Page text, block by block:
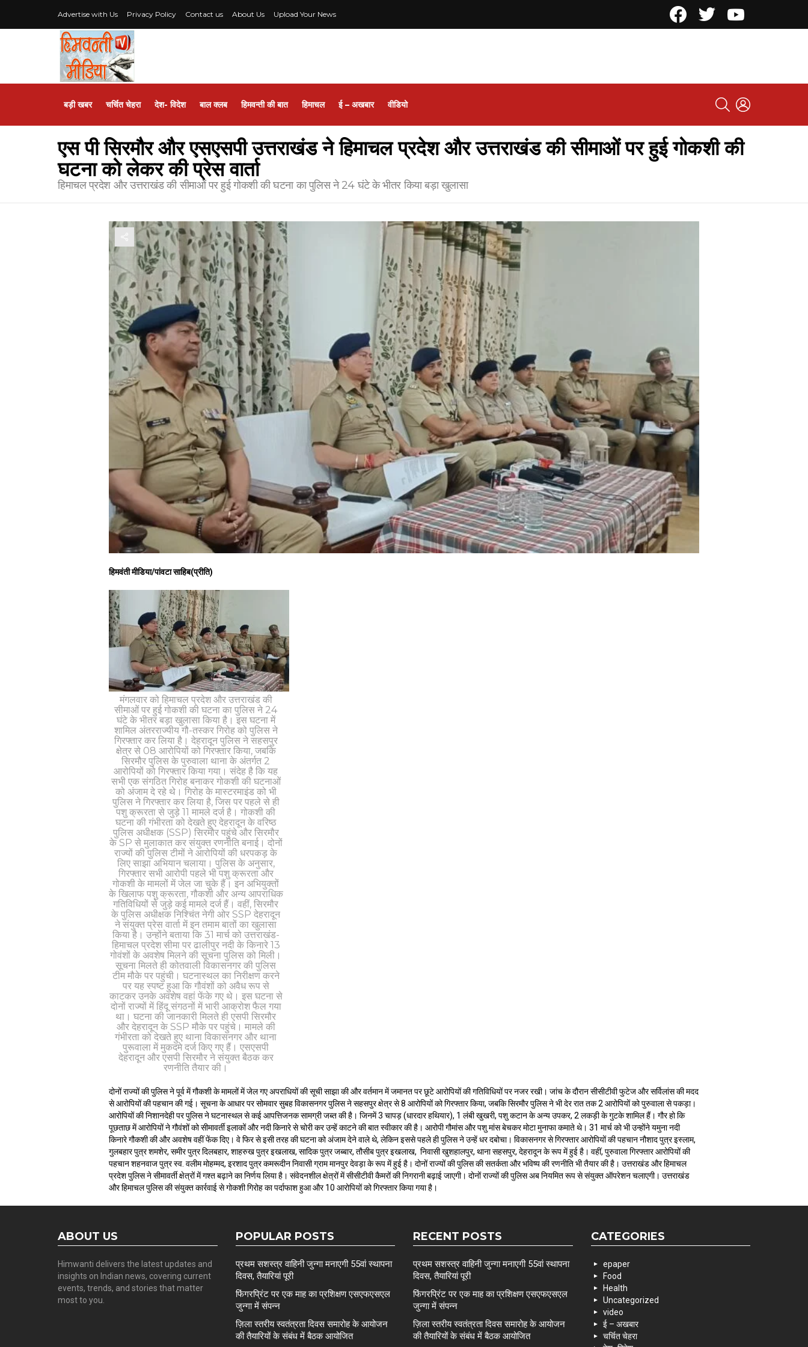
Advertise with Us Privacy Policy Contact us About Us Upload Your News
बड़ी खबर चर्चित चेहरा देश- विदेश बाल क्लब हिमवन्ती की बात हिमाचल ई – अखबार वीडियो
SEARCH
एस पी सिरमौर और एसएसपी उत्तराखंड ने हिमाचल प्रदेश और उत्तराखंड की सीमाओं पर हुई गोकशी की
घटना को लेकर की प्रेस वार्ता
हिमाचल प्रदेश और उत्तराखंड की सीमाओं पर हुई गोकशी की घटना का पुलिस ने 24 घंटे के भीतर किया बड़ा खुलासा
हिमवंती मीडिया/पांवटा साहिब(प्रीति)
मंगलवार को हिमाचल प्रदेश और उत्तराखंड की
सीमाओं पर हुई गोकशी की घटना का पुलिस ने 24
घंटे के भीतर बड़ा खुलासा किया है। इस घटना में
शामिल अंतरराज्यीय गौ-तस्कर गिरोह को पुलिस ने
गिरफ्तार कर लिया है। देहरादून पुलिस ने सहसपुर
क्षेत्र से 08 आरोपियों को गिरफ्तार किया, जबकि
सिरमौर पुलिस के पुरुवाला थाना के अंतर्गत 2
आरोपियों को गिरफ्तार किया गया। संदेह है कि यह
सभी एक संगठित गिरोह बनाकर गोकशी की घटनाओं
को अंजाम दे रहे थे। गिरोह के मास्टरमाइंड को भी
पुलिस ने गिरफ्तार कर लिया है, जिस पर पहले से ही
पशु क्रूरता से जुड़े 11 मामले दर्ज है। गोकशी की
घटना की गंभीरता को देखते हुए देहरादून के वरिष्ठ
पुलिस अधीक्षक (SSP) सिरमौर पहुंचे और सिरमौर
के SP से मुलाकात कर संयुक्त रणनीति बनाई। दोनों
राज्यों की पुलिस टीमों ने आरोपियों की धरपकड़ के
लिए साझा अभियान चलाया। पुलिस के अनुसार,
गिरफ्तार सभी आरोपी पहले भी पशु क्रूरता और
गोकशी के मामलों में जेल जा चुके हैं। इन अभियुक्तों
के खिलाफ पशु क्रूरता, गौकशी और अन्य आपराधिक
गतिविधियों से जुड़े कई मामले दर्ज हैं। वहीं, सिरमौर
के पुलिस अधीक्षक निश्चिंत नेगी ओर SSP देहरादून
ने संयुक्त प्रेस वार्ता में इन तमाम बातों का खुलासा
किया है। उन्होंने बताया कि 31 मार्च को उत्तराखंड-
हिमाचल प्रदेश सीमा पर ढालीपुर नदी के किनारे 13
गोवंशों के अवशेष मिलने की सूचना पुलिस को मिली।
सूचना मिलते ही कोतवाली विकासनगर की पुलिस
टीम मौके पर पहुंची। घटनास्थल का निरीक्षण करने
पर यह स्पष्ट हुआ कि गौवंशों को अवैध रूप से
काटकर उनके अवशेष वहां फेंके गए थे। इस घटना से
दोनों राज्यों में हिंदू संगठनों में भारी आक्रोश फैल गया
था। घटना की जानकारी मिलते ही एसपी सिरमौर
और देहरादून के SSP मौके पर पहुंचे। मामले की
गंभीरता को देखते हुए थाना विकासनगर और थाना
पुरूवाला में मुकदमे दर्ज किए गए हैं। एसएसपी
देहरादून और एसपी सिरमौर ने संयुक्त बैठक कर
रणनीति तैयार की।
दोनों राज्यों की पुलिस ने पूर्व में गौकशी के मामलों में जेल गए अपराधियों की सूची साझा की और वर्तमान में जमानत पर छूटे आरोपियों की गतिविधियों पर नजर रखी। जांच के दौरान सीसीटीवी फुटेज और सर्विलांस की मदद
से आरोपियों की पहचान की गई। सूचना के आधार पर सोमवार सुबह विकासनगर पुलिस ने सहसपुर क्षेत्र से 8 आरोपियों को गिरफ्तार किया, जबकि सिरमौर पुलिस ने भी देर रात तक 2 आरोपियों को पुरुवाला से पकड़ा।
आरोपियों की निशानदेही पर पुलिस ने घटनास्थल से कई आपत्तिजनक सामग्री जब्त की है। जिनमें 3 चापड़ (धारदार हथियार), 1 लंबी खुखरी, पशु कटान के अन्य उपकर, 2 लकड़ी के गुटके शामिल हैं। गौर हो कि
पूछताछ में आरोपियों ने गौवंशों को सीमावर्ती इलाकों और नदी किनारे से चोरी कर उन्हें काटने की बात स्वीकार की है। आरोपी गौमांस और पशु मांस बेचकर मोटा मुनाफा कमाते थे। 31 मार्च को भी उन्होंने यमुना नदी
किनारे गौकशी की और अवशेष वहीं फेंक दिए। वे फिर से इसी तरह की घटना को अंजाम देने वाले थे, लेकिन इससे पहले ही पुलिस ने उन्हें धर दबोचा। विकासनगर से गिरफ्तार आरोपियों की पहचान नौशाद पुत्र इस्लाम,
गुलबहार पुत्र शमशेर, समीर पुत्र दिलबहार, शाहरुख पुत्र इखलाख, सादिक पुत्र जब्बार, तौसीब पुत्र इखलाख, निवासी खुशहालपुर, थाना सहसपुर, देहरादून के रूप में हुई है। वहीं, पुरुवाला गिरफ्तार आरोपियों की
पहचान शहनवाज पुत्र स्व. वलीम मोहम्मद, इरशाद पुत्र कमरूदीन निवासी ग्राम मानपुर देवड़ा के रूप में हुई है। दोनों राज्यों की पुलिस की सतर्कता और भविष्य की रणनीति भी तैयार की है। उत्तराखंड और हिमाचल
प्रदेश पुलिस ने सीमावर्ती क्षेत्रों में गश्त बढ़ाने का निर्णय लिया है। संवेदनशील क्षेत्रों में सीसीटीवी कैमरों की निगरानी बढ़ाई जाएगी। दोनों राज्यों की पुलिस अब नियमित रूप से संयुक्त ऑपरेशन चलाएगी। उत्तराखंड
और हिमाचल पुलिस की संयुक्त कार्रवाई से गोकशी गिरोह का पर्दाफाश हुआ और 10 आरोपियों को गिरफ्तार किया गया है।
ABOUT US
Himwanti delivers the latest updates and
insights on Indian news, covering current
events, trends, and stories that matter
most to you.
POPULAR POSTS
प्रथम सशस्त्र वाहिनी जुन्गा मनाएगी 55वां स्थापना
दिवस, तैयारियां पूरी
फिंगरप्रिंट पर एक माह का प्रशिक्षण एसएफएसएल
जुन्गा में संपन्न
ज़िला स्तरीय स्वतंत्रता दिवस समारोह के आयोजन
की तैयारियों के संबंध में बैठक आयोजित
RECENT POSTS
प्रथम सशस्त्र वाहिनी जुन्गा मनाएगी 55वां स्थापना
दिवस, तैयारियां पूरी
फिंगरप्रिंट पर एक माह का प्रशिक्षण एसएफएसएल
जुन्गा में संपन्न
ज़िला स्तरीय स्वतंत्रता दिवस समारोह के आयोजन
की तैयारियों के संबंध में बैठक आयोजित
CATEGORIES
epaper
Food
Health
Uncategorized
video
ई – अखबार
चर्चित चेहरा